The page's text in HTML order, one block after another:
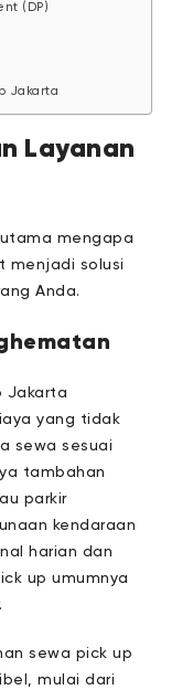
(DP)
Jakarta
Layanan
mengapa
menjadi solusi
Anda.
Jakarta
yang tidak
sewa sesuai
tambahan
parkir
kendaraan
harian dan
up umumnya
sewa pick up
mulai dari